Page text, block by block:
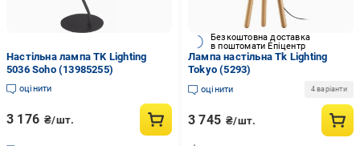
Настільна лампа TK Lighting
5036 Soho (13985255)
оцінити
3 176 ₴/шт.
Безкоштовна доставка
в поштомати Епіцентр
Лампа настільна Tk Lighting
Tokyo (5293)
оцінити 4 варіанти
3 745 ₴/шт.